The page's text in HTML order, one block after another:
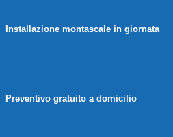
Installazione montascale in giornata
Preventivo gratuito a domicilio